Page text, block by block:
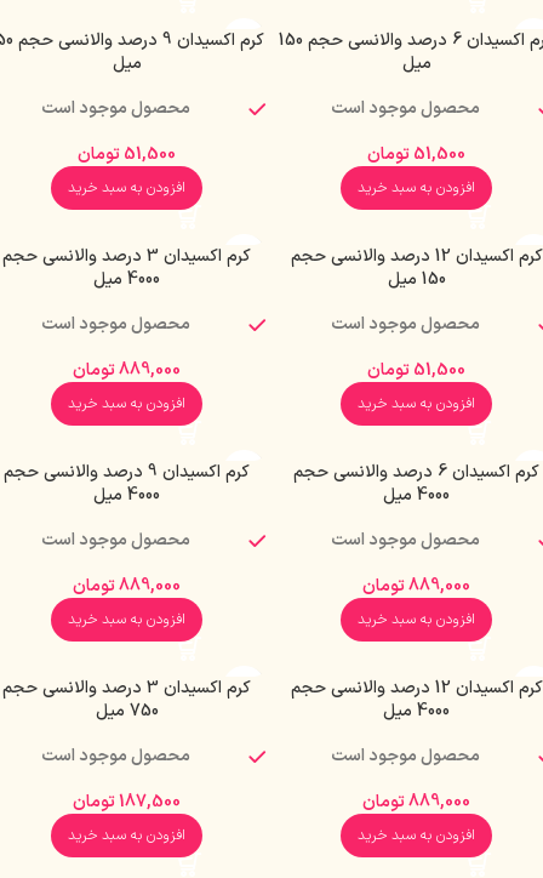
کرم اکسیدان 6 درصد والانسی حجم 150
میل
محصول موجود است
51,500تومان
افزودن به سبد خرید
کرم اکسیدان
میل
محصول موجود است
51,500تومان
افزودن به سبد خرید
کرم اکسیدان 12 درصد والانسی حجم
150 میل
محصول موجود است
51,500تومان
افزودن به سبد خرید
کرم اکسیدان 3 درصد والانسی حجم
4000 میل
محصول موجود است
889,000تومان
افزودن به سبد خرید
کرم اکسیدان 6 درصد والانسی حجم
4000 میل
محصول موجود است
889,000تومان
افزودن به سبد خرید
کرم اکسیدان 9 درصد والانسی حجم
4000 میل
محصول موجود است
889,000تومان
افزودن به سبد خرید
کرم اکسیدان 12 درصد والانسی حجم
4000 میل
محصول موجود است
889,000تومان
افزودن به سبد خرید
کرم اکسیدان 3 درصد والانسی حجم
750 میل
محصول موجود است
187,500تومان
افزودن به سبد خرید